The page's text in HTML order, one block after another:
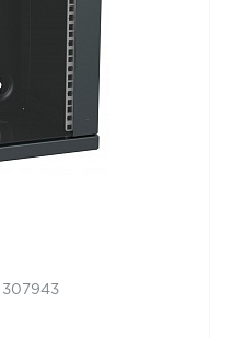
307943